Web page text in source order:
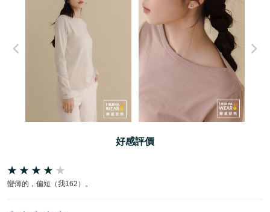
好感評價
蠻薄的，偏短（我162）。